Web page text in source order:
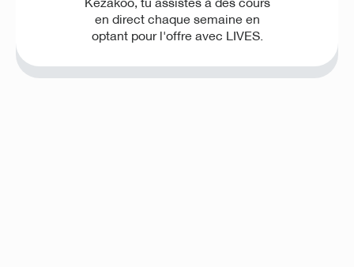
en direct chaque semaine en
optant pour l'offre avec LIVES.